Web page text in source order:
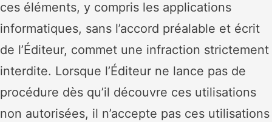
ces éléments, y compris les applications
informatiques, sans l’accord préalable et écrit
de l’Éditeur, commet une infraction strictement
interdite. Lorsque l’Éditeur ne lance pas de
procédure dès qu’il découvre ces utilisations
non autorisées, il n’accepte pas ces utilisations